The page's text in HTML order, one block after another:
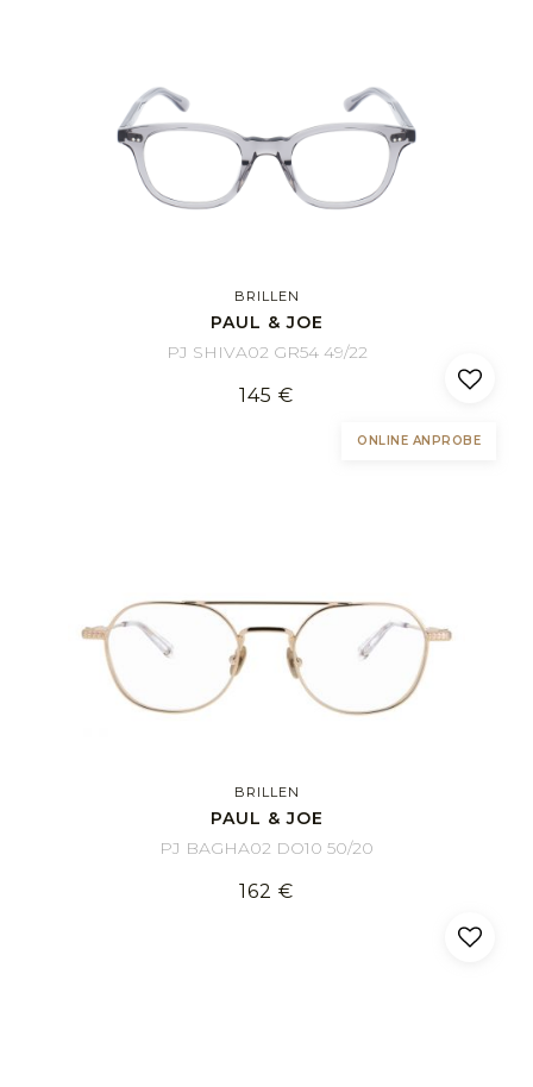
BRILLEN
PAUL & JOE
PJ SHIVA02 GR54 49/22
145 €
ONLINE ANPROBE
BRILLEN
PAUL & JOE
PJ BAGHA02 DO10 50/20
162 €